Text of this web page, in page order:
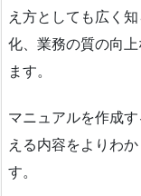
え方としても広く
化、業務の質の向
ます。
マニュアルを作成
える内容をよりわ
す。